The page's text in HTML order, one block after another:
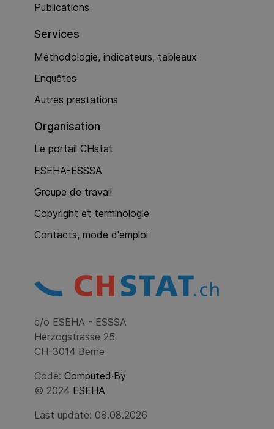
Publications
Services
Méthodologie, indicateurs, tableaux
Enquêtes
Autres prestations
Organisation
Le portail CHstat
ESEHA-ESSSA
Groupe de travail
Copyright et terminologie
Contacts, mode d'emploi
c/o ESEHA - ESSSA
Herzogstrasse 25
CH-3014 Berne
Code: Computed·By
© 2024 ESEHA
Last update: 08.08.2026